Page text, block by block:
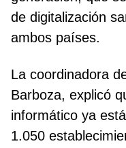
de digitalización
ambos países.
La coordinadora
Barboza, explicó
informático ya
1.050